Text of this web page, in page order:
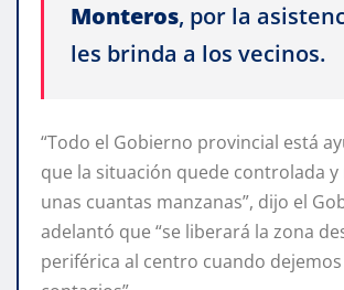
Monteros, por la
les brinda a los vecinos.
“Todo el Gobierno provincial está
que la situación quede controlada y
unas cuantas manzanas”, dijo el
adelantó que “se liberará la zona
periférica al centro cuando